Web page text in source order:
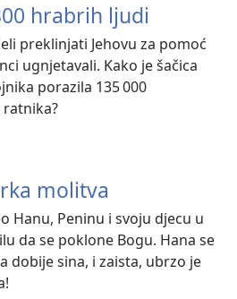
hrabrih ljudi
preklinjati Jehovu za pomoć
ugnjetavali. Kako je šačica
porazila 135 000
molitva
Hanu, Peninu i svoju djecu u
da se poklone Bogu. Hana se
dobije sina, i zaista, ubrzo je